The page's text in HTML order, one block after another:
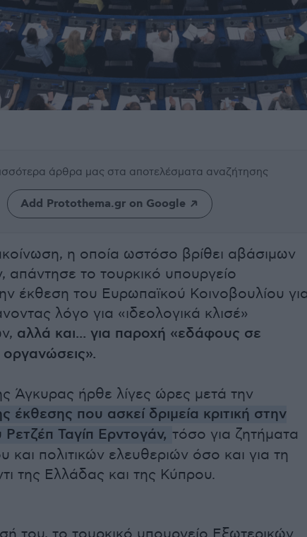
άρθρα μας στα αποτελέσματα αναζήτησης
Add Protothema.gr on Google
η οποία ωστόσο βρίθει αβάσιμων
απάντησε το τουρκικό υπουργείο
έκθεση του Ευρωπαϊκού Κοινοβουλίου
λόγο για «ιδεολογικά κλισέ»
αλλά και... για παροχή «εδάφους σε
Άγκυρας ήρθε λίγες ώρες μετά την
έκθεσης που ασκεί δριμεία κριτική στην
Ταγίπ Ερντογάν, τόσο για ζητήματα
και πολιτικών ελευθεριών όσο και για τη
της Ελλάδας και της Κύπρου.